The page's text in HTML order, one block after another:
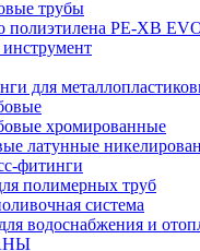
трубы
полиэтилена PE-XB
для
хромированные
латунные
фитинги
полимерных труб
система
водоснабжения и